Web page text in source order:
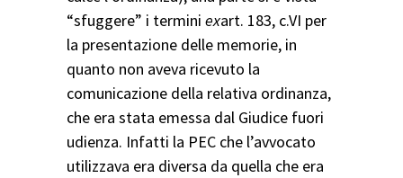
“sfuggere” i termini exart. 183, c.VI per
la presentazione delle memorie, in
quanto non aveva ricevuto la
comunicazione della relativa ordinanza,
che era stata emessa dal Giudice fuori
udienza. Infatti la PEC che l’avvocato
utilizzava era diversa da quella che era